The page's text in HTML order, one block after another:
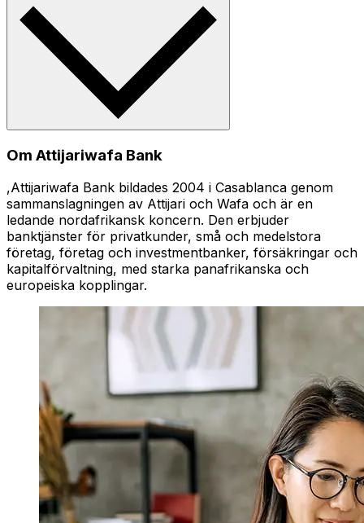
Om Attijariwafa Bank
,Attijariwafa Bank bildades 2004 i Casablanca genom
sammanslagningen av Attijari och Wafa och är en
ledande nordafrikansk koncern. Den erbjuder
banktjänster för privatkunder, små och medelstora
företag, företag och investmentbanker, försäkringar och
kapitalförvaltning, med starka panafrikanska och
europeiska kopplingar.